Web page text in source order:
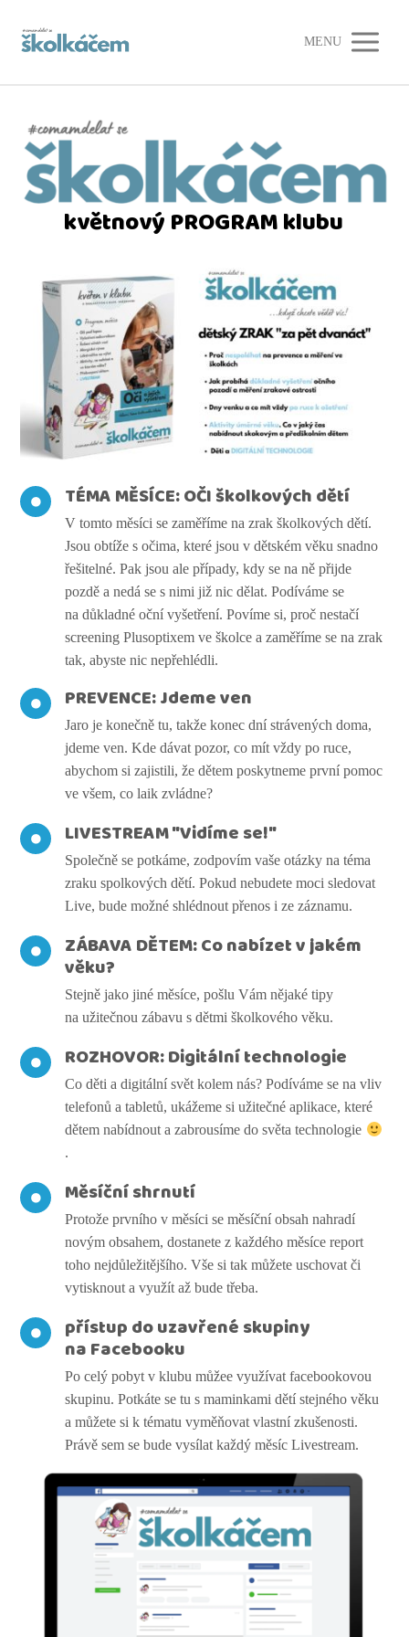
MENU
květnový PROGRAM klubu
TÉMA MĚSÍCE: OČI školkových dětí
V tomto měsíci se zaměříme na zrak školkových dětí.
Jsou obtíže s očima, které jsou v dětském věku snadno
řešitelné. Pak jsou ale případy, kdy se na ně přijde
pozdě a nedá se s nimi již nic dělat. Podíváme se
na důkladné oční vyšetření. Povíme si, proč nestačí
screening Plusoptixem ve školce a zaměříme se na zrak
tak, abyste nic nepřehlédli.
PREVENCE: Jdeme ven
Jaro je konečně tu, takže konec dní strávených doma,
jdeme ven. Kde dávat pozor, co mít vždy po ruce,
abychom si zajistili, že dětem poskytneme první pomoc
ve všem, co laik zvládne?
LIVESTREAM "Vidíme se!"
Společně se potkáme, zodpovím vaše otázky na téma
zraku spolkových dětí. Pokud nebudete moci sledovat
Live, bude možné shlédnout přenos i ze záznamu.
ZÁBAVA DĚTEM: Co nabízet v jakém
věku?
Stejně jako jiné měsíce, pošlu Vám nějaké tipy
na užitečnou zábavu s dětmi školkového věku.
ROZHOVOR: Digitální technologie
Co děti a digitální svět kolem nás? Podíváme se na vliv
telefonů a tabletů, ukážeme si užitečné aplikace, které
dětem nabídnout a zabrousíme do světa technologie
.
Měsíční shrnutí
Protože prvního v měsíci se měsíční obsah nahradí
novým obsahem, dostanete z každého měsíce report
toho nejdůležitějšího. Vše si tak můžete uschovat či
vytisknout a využít až bude třeba.
přístup do uzavřené skupiny
na Facebooku
Po celý pobyt v klubu můžee využívat facebookovou
skupinu. Potkáte se tu s maminkami dětí stejného věku
a můžete si k tématu vyměňovat vlastní zkušenosti.
Právě sem se bude vysílat každý měsíc Livestream.